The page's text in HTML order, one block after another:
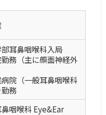
耳鼻咽喉科入局
務（主に顔面神経外
院（一般耳鼻咽喉科
務
咽喉科 Eye&Ear